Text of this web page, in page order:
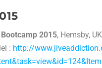
2015, Hemsby, UK
: http://